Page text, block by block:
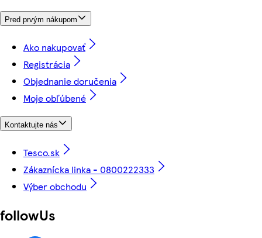
Pred prvým nákupom
Ako nakupovať
Registrácia
Objednanie doručenia
Moje obľúbené
Kontaktujte nás
Tesco.sk
Zákaznícka linka - 0800222333
Výber obchodu
followUs